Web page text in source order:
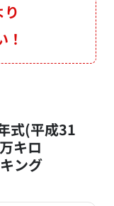
！
式(平成31
キロ
ング